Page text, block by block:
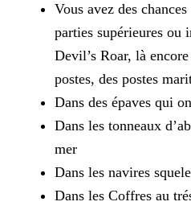
Vous avez des
parties supérieures ou
Devil’s Roar, là
postes, des postes
Dans des épaves qui
Dans les tonneaux
mer
Dans les navires
Dans les Coffres au